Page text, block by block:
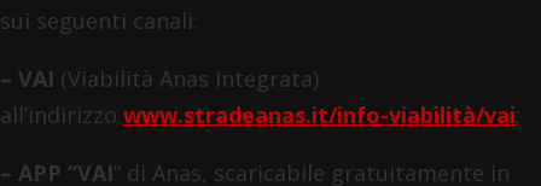
sui seguenti canali:
– VAI (Viabilità Anas Integrata)
all’indirizzo www.stradeanas.it/info-viabilità/vai;
– APP “VAI” di Anas, scaricabile gratuitamente in